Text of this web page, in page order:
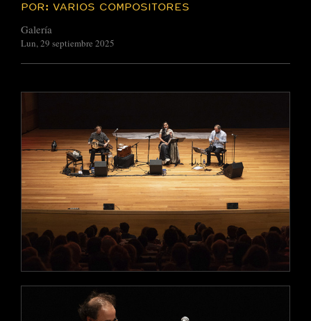
POR: VARIOS COMPOSITORES
Galería
Lun, 29 septiembre 2025